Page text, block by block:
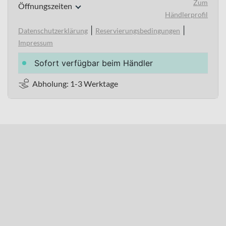
Öffnungszeiten
Zum
Händlerprofil
Datenschutzerklärung
Reservierungsbedingungen
Impressum
Sofort verfügbar beim Händler
Abholung: 1-3 Werktage